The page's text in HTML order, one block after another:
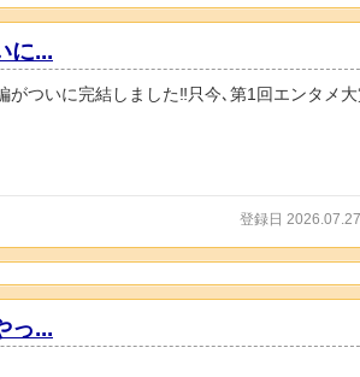
に...
ついに完結しました‼️只今､第1回エンタメ大
登録日
っ...